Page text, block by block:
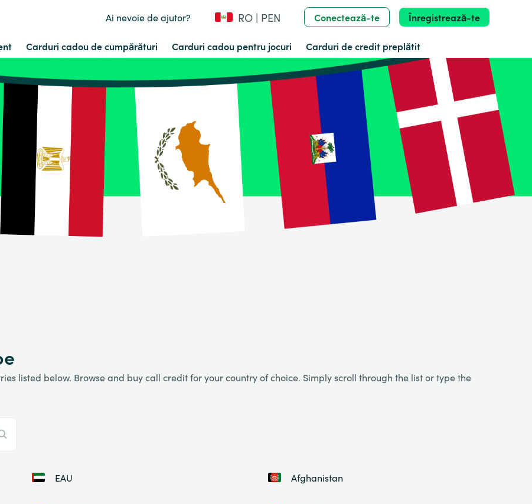
Ai nevoie de ajutor? RO | PEN Conectează-te Înregistrează-te
Carduri cadou de cumpărături Carduri cadou pentru jocuri Carduri de credit preplătit
listed below. Browse and buy call credit for your country of choice. Simply scroll through the list or type the
EAU Afghanistan